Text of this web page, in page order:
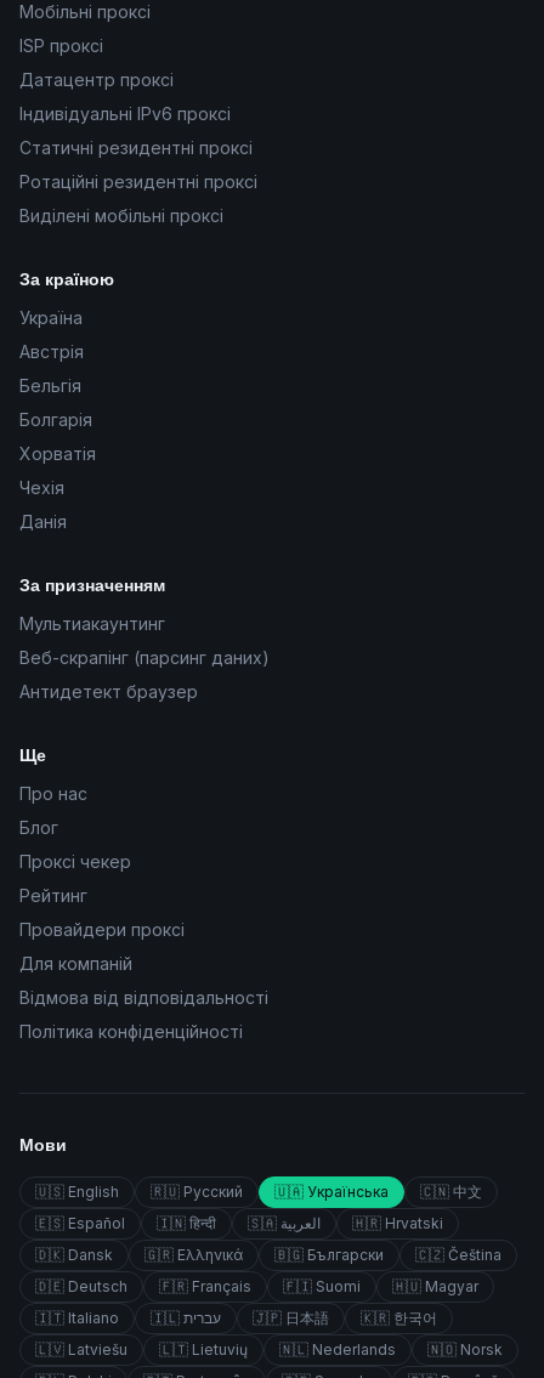
Мобільні проксі
ISP проксі
Датацентр проксі
Індивідуальні IPv6 проксі
Статичні резидентні проксі
Ротаційні резидентні проксі
Виділені мобільні проксі
За країною
Україна
Австрія
Бельгія
Болгарія
Хорватія
Чехія
Данія
За призначенням
Мультиакаунтинг
Веб-скрапінг (парсинг даних)
Антидетект браузер
Ще
Про нас
Блог
Проксі чекер
Рейтинг
Провайдери проксі
Для компаній
Відмова від відповідальності
Політика конфіденційності
Мови
🇺🇸 English 🇷🇺 Русский 🇺🇦 Українська 🇨🇳 中文
🇪🇸 Español 🇮🇳 हिन्दी 🇸🇦 العربية 🇭🇷 Hrvatski
🇩🇰 Dansk 🇬🇷 Ελληνικά 🇧🇬 Български 🇨🇿 Čeština
🇩🇪 Deutsch 🇫🇷 Français 🇫🇮 Suomi 🇭🇺 Magyar
🇮🇹 Italiano 🇮🇱 עברית 🇯🇵 日本語 🇰🇷 한국어
🇱🇻 Latviešu 🇱🇹 Lietuvių 🇳🇱 Nederlands 🇳🇴 Norsk